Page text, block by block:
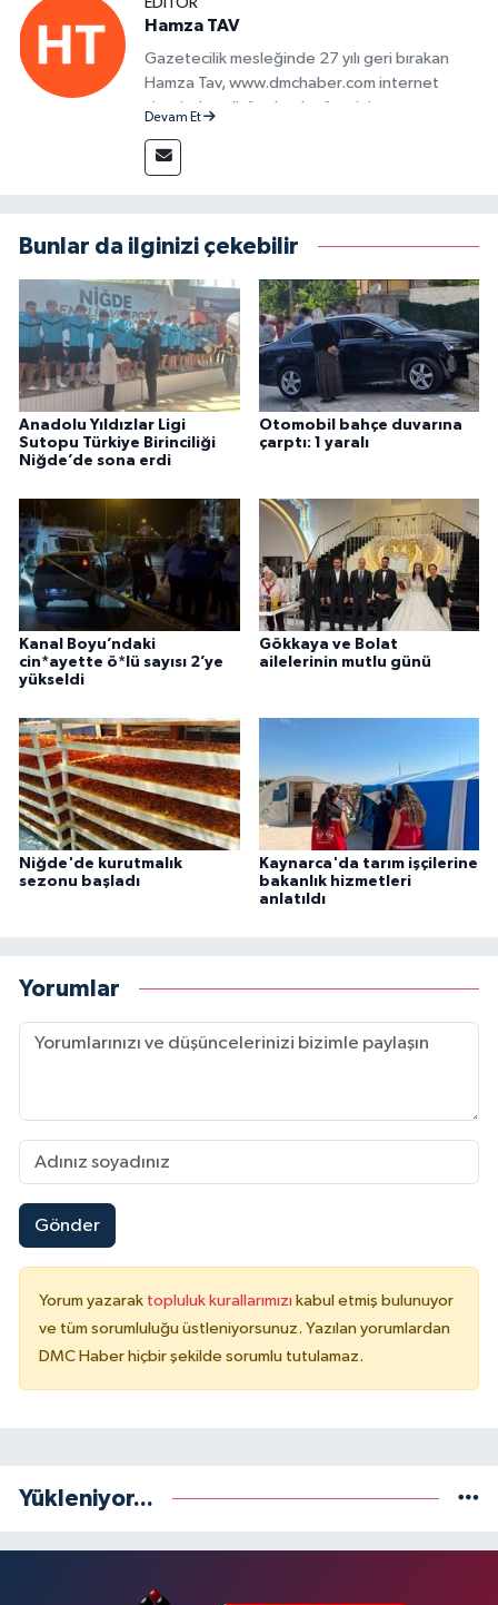
Hamza TAV
Gazetecilik mesleğinde 27 yılı geri bırakan
Hamza Tav, www.dmchaber.com internet
sitesinde editör olarak görevini
Devam Et
Bunlar da ilginizi çekebilir
Anadolu Yıldızlar Ligi
Sutopu Türkiye Birinciliği
Niğde’de sona erdi
Otomobil bahçe duvarına
çarptı: 1 yaralı
Kanal Boyu’ndaki
cin*ayette ö*lü sayısı 2’ye
yükseldi
Gökkaya ve Bolat
ailelerinin mutlu günü
Niğde'de kurutmalık
sezonu başladı
Kaynarca'da tarım işçilerine
bakanlık hizmetleri
anlatıldı
Yorumlar
Gönder
Yorum yazarak topluluk kurallarımızı kabul etmiş bulunuyor
ve tüm sorumluluğu üstleniyorsunuz. Yazılan yorumlardan
DMC Haber hiçbir şekilde sorumlu tutulamaz.
Yükleniyor...